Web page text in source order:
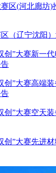
区(河北廊坊)
（辽宁沈阳
创”大赛新一
告
创”大赛高端
告
创”大赛空天
创”大赛先进材